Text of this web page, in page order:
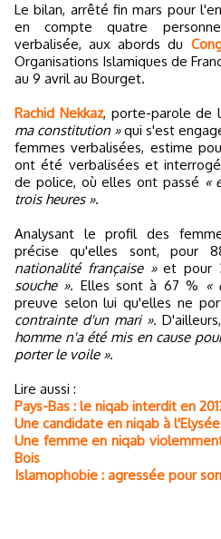
Le bilan, arrêté fin mars pour
en compte quatre
verbalisée, aux abords du
Organisations Islamiques de
au 9 avril au Bourget.
Rachid Nekkaz, porte-parole de
ma constitution »qui s'est
femmes verbalisées, estime
ont été verbalisées et
de police, où elles ont passé «
trois heures ».
Analysant le profil des
précise qu'elles sont, pour
nationalité française »et pour
souche ». Elles sont à 67 % «
preuve selon lui qu'elles ne
contrainte d'un mari ».
homme n'a été mis en cause
porter le voile ».
Lire aussi :
Pays-Bas : le niqab interdit en
Une candidate en niqab à l'Elysée
Une femme en niqab
Bois
Islamophobie : agressée pour